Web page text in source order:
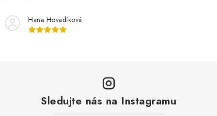
Hana Hovadíková
Sledujte nás na Instagramu